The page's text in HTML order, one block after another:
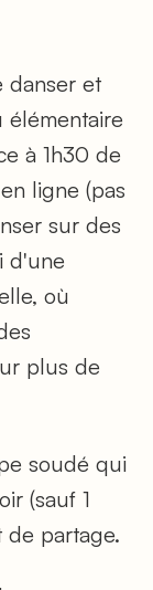
danser et
à 1h30 de
ligne (pas
sur des
d'une
où
plus de
soudé qui
(sauf 1
de partage.